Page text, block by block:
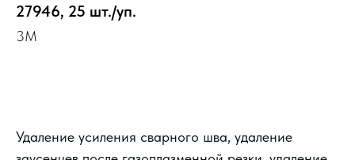
27946, 25 шт./уп.
3M
Удаление усиления сварного шва, удаление